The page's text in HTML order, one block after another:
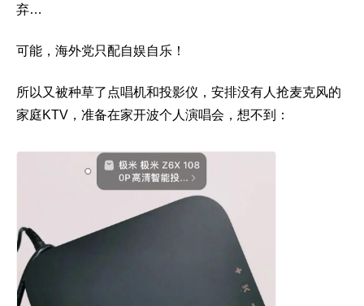
弃…
可能，海外党只配自娱自乐！
所以又被种草了点唱机和投影仪，安排没有人抢麦克风的
家庭KTV，准备在家开波个人演唱会，想不到：